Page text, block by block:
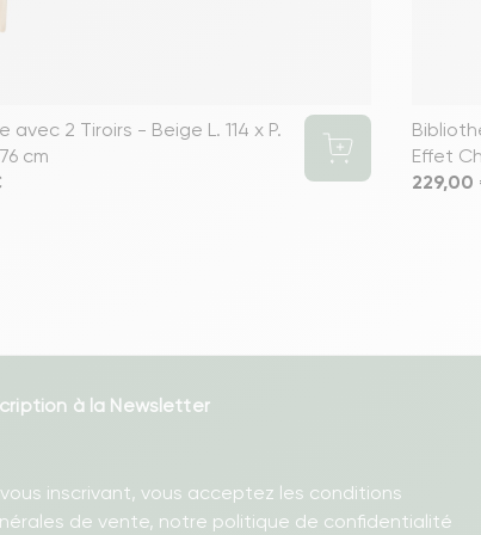
avec 2 Tiroirs - Beige L. 114 x P.
cm
Effet
Prix
229,00
à la Newsletter
vous inscrivant, vous acceptez les conditions
de vente, notre politique de confidentialité